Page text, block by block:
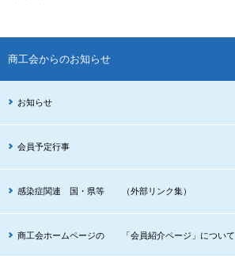
商工会からのお知らせ
お知らせ
会員予定行事
感染症関連 国・県等 （外部リンク集）
商工会ホームページの 「会員紹介ページ」について